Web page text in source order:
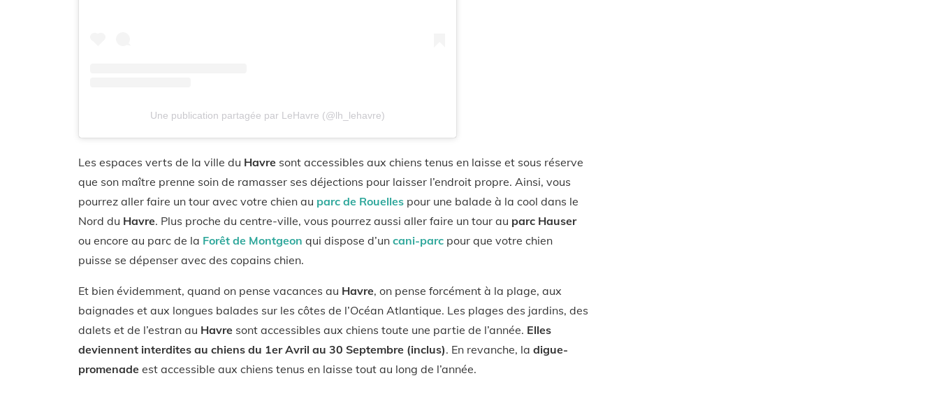
Une publication partagée par LeHavre (@lh_lehavre)
Les espaces verts de la ville du Havre sont accessibles aux chiens tenus en laisse et sous réserve
que son maître prenne soin de ramasser ses déjections pour laisser l’endroit propre. Ainsi, vous
pourrez aller faire un tour avec votre chien au parc de Rouelles pour une balade à la cool dans le
Nord du Havre. Plus proche du centre-ville, vous pourrez aussi aller faire un tour au parc Hauser
ou encore au parc de la Forêt de Montgeon qui dispose d’un cani-parc pour que votre chien
puisse se dépenser avec des copains chien.
Et bien évidemment, quand on pense vacances au Havre, on pense forcément à la plage, aux
baignades et aux longues balades sur les côtes de l’Océan Atlantique. Les plages des jardins, des
dalets et de l’estran au Havre sont accessibles aux chiens toute une partie de l’année. Elles
deviennent interdites au chiens du 1er Avril au 30 Septembre (inclus). En revanche, la digue-
promenade est accessible aux chiens tenus en laisse tout au long de l’année.